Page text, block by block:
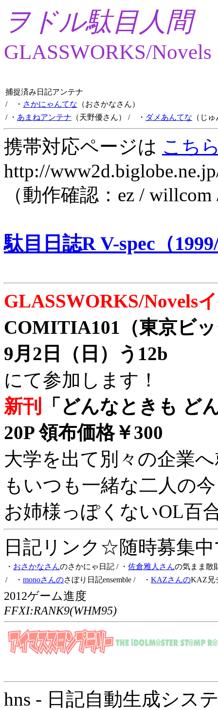
ヲドル駄目人間
GLASSWORKS/Novels
捕捉済み日記アンテナ
/ ・ さかにゃんてな （おさかなさん）
/ ・ あまねアンテナ （天野優さん） / ・ ダメあんてな （じ
携帯対応ページは こち
http://
（動作確認：ez /
駄目日誌R V-spec（
GLASSWORKS/Novels
COMITIA101（東京ビ
9月2日（日）う12b
にて参加します！
新刊
「どんなときも ど
20P 領布価格￥300
大学を出て別々の企業
もいつも一緒な二人の
お姉様っぽくないOL百
日記リンク☆随時募集
・ おさかなさんのさかにゃ日記 / ・ 佐倉雅人さんの気まま散
/ ・ monoさんのさぼり日記ensemble / ・ KAZさんのKAZ兄
2012ゲーム進度
FFXI:RANK9(WHM95)
hns - 日記自動生成シス